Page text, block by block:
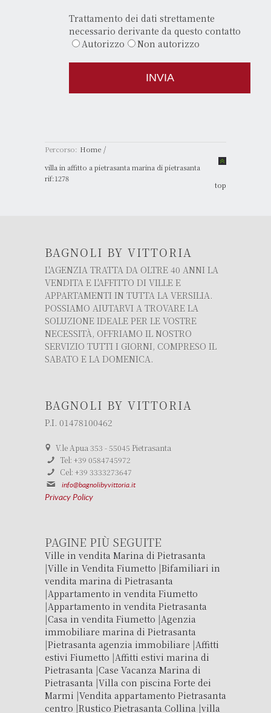
Trattamento dei dati strettamente
necessario derivante da questo contatto
Autorizzo
Non autorizzo
Percorso: Home /
villa in affitto a pietrasanta marina di pietrasanta
rif:1278
top
BAGNOLI BY VITTORIA
L'AGENZIA TRATTA DA OLTRE 40 ANNI LA
VENDITA E L'AFFITTO DI VILLE E
APPARTAMENTI IN TUTTA LA VERSILIA.
POSSIAMO AIUTARVI A TROVARE LA
SOLUZIONE IDEALE PER LE VOSTRE
NECESSITÀ, OFFRIAMO IL NOSTRO
SERVIZIO TUTTI I GIORNI, COMPRESO IL
SABATO E LA DOMENICA.
BAGNOLI BY VITTORIA
P.I. 01478100462
V.le Apua 353 - 55045 Pietrasanta
Tel: +39 0584745972
Cel: +39 3333273647
info@bagnolibyvittoria.it
Privacy Policy
PAGINE PIÙ SEGUITE
Ville in vendita Marina di Pietrasanta
|Ville in Vendita Fiumetto |Bifamiliari in
vendita marina di Pietrasanta
|Appartamento in vendita Fiumetto
|Appartamento in vendita Pietrasanta
|Casa in vendita Fiumetto |Agenzia
immobiliare marina di Pietrasanta
|Pietrasanta agenzia immobiliare |Affitti
estivi Fiumetto |Affitti estivi marina di
Pietrasanta |Case Vacanza Marina di
Pietrasanta |Villa con piscina Forte dei
Marmi |Vendita appartamento Pietrasanta
centro |Rustico Pietrasanta Collina |villa